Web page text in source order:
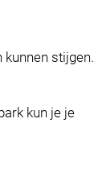
stijgen.
kun je je